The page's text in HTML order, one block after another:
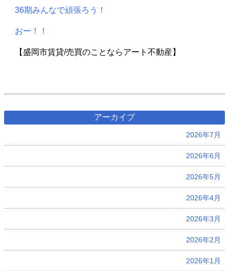
36期みんなで頑張ろう！
おー！！
【盛岡市賃貸/売買のことならアート不動産】
アーカイブ
2026年7月
2026年6月
2026年5月
2026年4月
2026年3月
2026年2月
2026年1月